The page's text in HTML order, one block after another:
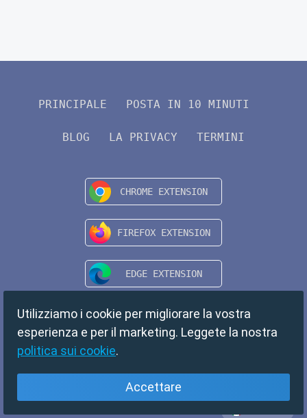
PRINCIPALE POSTA IN 10 MINUTI
BLOG LA PRIVACY TERMINI
Utilizziamo i cookie per migliorare la vostra
esperienza e per il marketing. Leggete la nostra
politica sui cookie.
Accettare